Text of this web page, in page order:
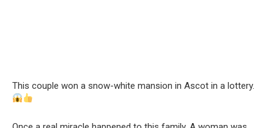
This couple won a snow-white mansion in Ascot in a lottery.